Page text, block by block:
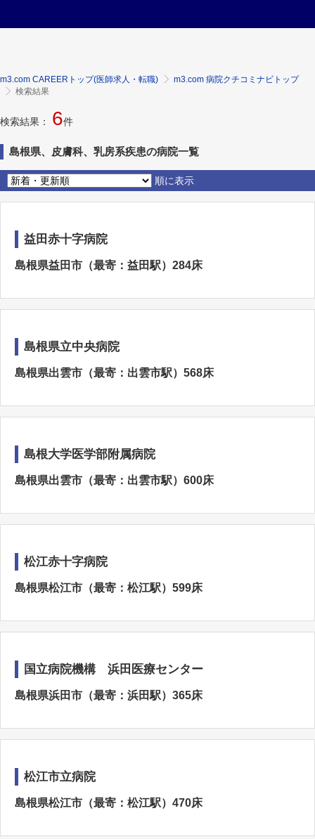
m3.com CAREERトップ(医師求人・転職)
m3.com 病院クチコミナビトップ
検索結果
検索結果： 6件
島根県、皮膚科、乳房系疾患の病院一覧
順に表示
益田赤十字病院
島根県益田市（最寄：益田駅）284床
島根県立中央病院
島根県出雲市（最寄：出雲市駅）568床
島根大学医学部附属病院
島根県出雲市（最寄：出雲市駅）600床
松江赤十字病院
島根県松江市（最寄：松江駅）599床
国立病院機構 浜田医療センター
島根県浜田市（最寄：浜田駅）365床
松江市立病院
島根県松江市（最寄：松江駅）470床